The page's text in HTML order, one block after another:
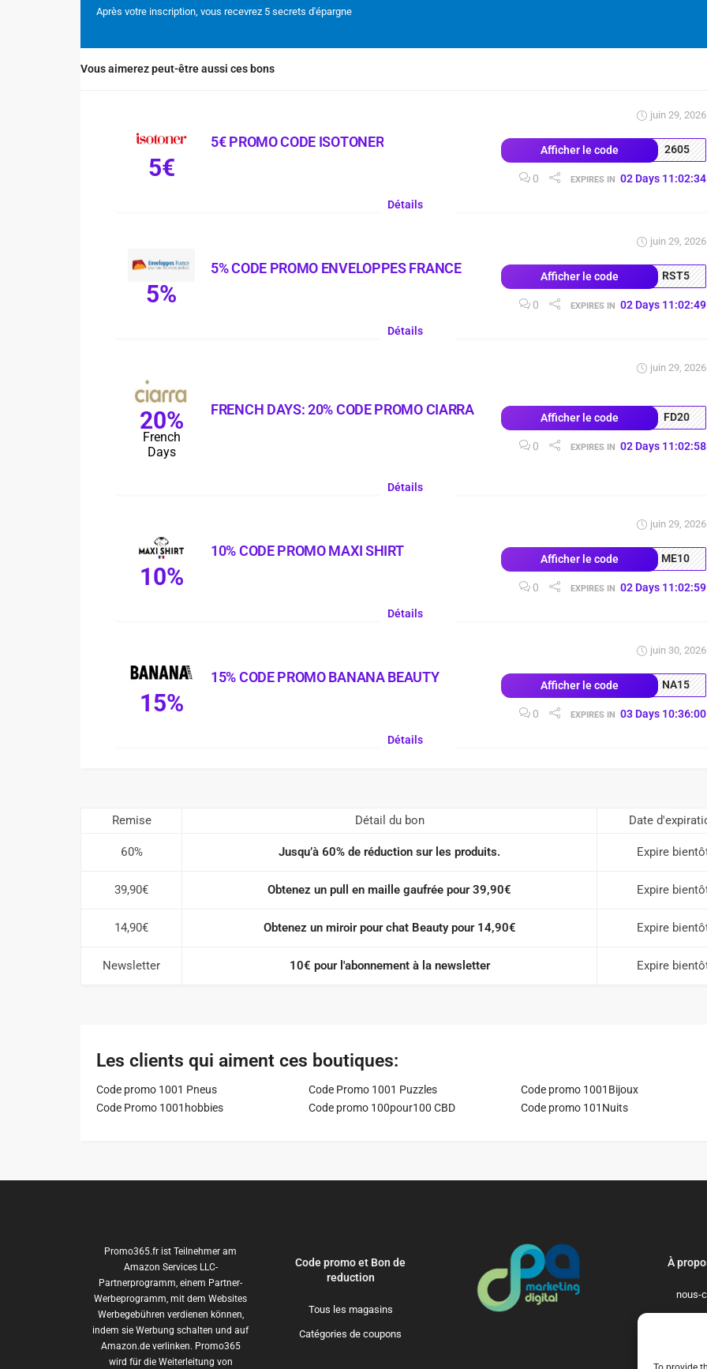
Après votre inscription, vous recevrez 5 secrets d'épargne
Vous aimerez peut-être aussi ces bons
5€
5€ PROMO CODE ISOTONER
juin 29, 2026
Afficher le code 2605
0 EXPIRES IN 02 Days 11:02:33
Détails
5%
5% CODE PROMO ENVELOPPES FRANCE
juin 29, 2026
Afficher le code RST5
0 EXPIRES IN 02 Days 11:02:48
Détails
20%
French
Days
FRENCH DAYS: 20% CODE PROMO CIARRA
juin 29, 2026
Afficher le code FD20
0 EXPIRES IN 02 Days 11:02:57
Détails
10%
10% CODE PROMO MAXI SHIRT
juin 29, 2026
Afficher le code ME10
0 EXPIRES IN 02 Days 11:02:58
Détails
15%
15% CODE PROMO BANANA BEAUTY
juin 30, 2026
Afficher le code NA15
0 EXPIRES IN 03 Days 10:35:59
Détails
Remise Détail du bon Date
60% Jusqu’à 60% de réduction sur les produits. Expire
39,90€ Obtenez un pull en maille gaufrée pour 39,90€ Expire
14,90€ Obtenez un miroir pour chat Beauty pour 14,90€ Expire
Newsletter 10€ pour l'abonnement à la newsletter Expire
Les clients qui aiment ces boutiques:
Code promo 1001 Pneus Code Promo 1001 Puzzles
Code promo 1001Bijoux
Code Promo 1001hobbies
Code promo 100pour100 CBD Code promo 101Nuits
Promo365.fr ist Teilnehmer am
Amazon Services LLC-
Partnerprogramm, einem Partner-
Werbeprogramm, mit dem Websites
Werbegebühren verdienen können,
indem sie Werbung schalten und auf
Amazon.de verlinken. Promo365
wird für die Weiterleitung von
Code promo et Bon de
reduction
Tous les magasins
Catégories de coupons
À
nous-